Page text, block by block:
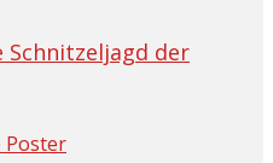
Schnitzeljagd der